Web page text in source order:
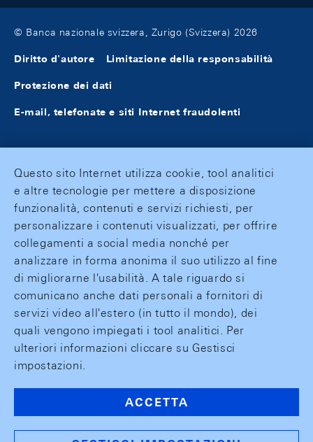
© Banca nazionale svizzera, Zurigo (Svizzera) 2026
Diritto d'autore Limitazione della responsabilità
Protezione dei dati
E-mail, telefonate e siti Internet fraudolenti
Questo sito Internet utilizza cookie, tool analitici
e altre tecnologie per mettere a disposizione
funzionalità, contenuti e servizi richiesti, per
personalizzare i contenuti visualizzati, per offrire
collegamenti a social media nonché per
analizzare in forma anonima il suo utilizzo al fine
di migliorarne l'usabilità. A tale riguardo si
comunicano anche dati personali a fornitori di
servizi video all'estero (in tutto il mondo), dei
quali vengono impiegati i tool analitici. Per
ulteriori informazioni cliccare su Gestisci
impostazioni.
ACCETTA